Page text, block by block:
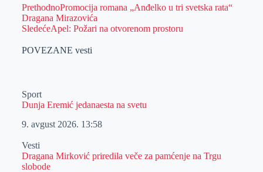
PrethodnoPromocija romana „Anđelko u tri svetska rata“
Dragana Mirazovića
SledećeApel: Požari na otvorenom prostoru
POVEZANE vesti
Sport
Dunja Eremić jedanaesta na svetu
9. avgust 2026. 13:58
Vesti
Dragana Mirković priredila veče za pamćenje na Trgu
slobode